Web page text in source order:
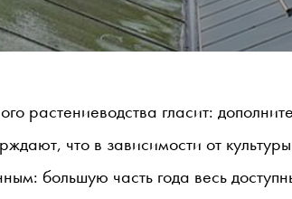
растениеводства гласит:
что в зависимости от
большую часть года весь